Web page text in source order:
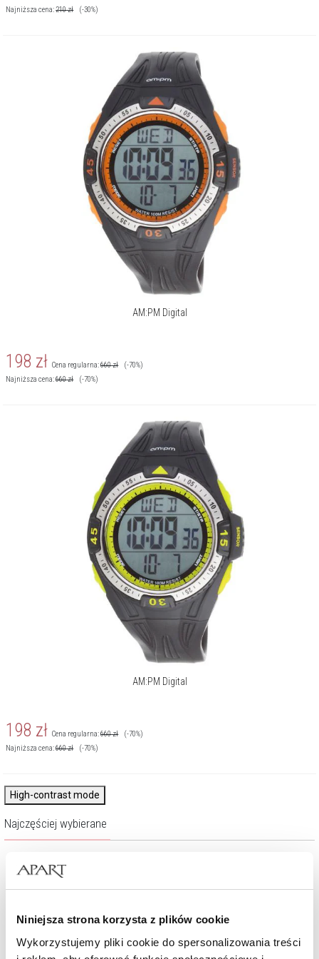
Niniejsza strona korzysta z plików cookie
Wykorzystujemy pliki cookie do spersonalizowania treści
Najniższa cena:210zł (-30%)
AM:PM Digital
198 zł Cena regularna:660zł
(-70%)
Najniższa cena:660zł (-70%)
AM:PM Digital
198 zł Cena regularna:660zł
(-70%)
Najniższa cena:660zł (-70%)
High-contrast mode
Najczęściej wybierane
Nowość